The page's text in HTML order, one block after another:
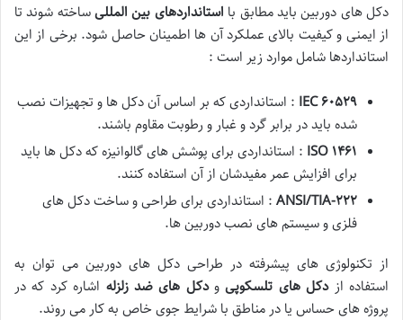
دکل های دوربین باید مطابق با استانداردهای بین المللیساخته شوند تا
از ایمنی و کیفیت بالای عملکرد آن ها اطمینان حاصل شود. برخی از این
استانداردها شامل موارد زیر است :
IEC۶۰۵۲۹
: استانداردی که بر اساس آن دکل ها و تجهیزات نصب
شده باید در برابر گرد و غبار و رطوبت مقاوم باشند.
ISO ۱۴۶۱
: استانداردی برای پوشش های گالوانیزه که دکل ها باید
برای افزایش عمر مفیدشان از آن استفاده کنند.
ANSI/TIA-۲۲۲
: استانداردی برای طراحی و ساخت دکل های
فلزی و سیستم های نصب دوربین ها.
از تکنولوژی های پیشرفته در طراحی دکل های دوربین می توان به
استفاده ازدکل های تلسکوپیودکل های ضد زلزله اشاره کرد که در
پروژه های حساس یا در مناطق با شرایط جوی خاص به کار می روند.